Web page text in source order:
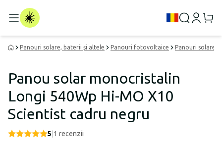
Panouri solare, baterii și altele Panouri fotovoltaice Panouri solare
Panou solar monocristalin
Longi 540Wp Hi-MO X10
Scientist cadru negru
5 1 recenzii